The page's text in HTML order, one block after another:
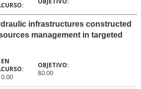
infrastructures constructed
management in targeted
0.00 80.00